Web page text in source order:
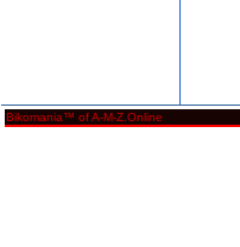
Bikomania™ of A-M-Z.Online